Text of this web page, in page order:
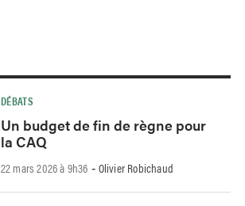
DÉBATS
Un budget de fin de règne pour
la CAQ
22 mars 2026 à 9h36 - Olivier Robichaud